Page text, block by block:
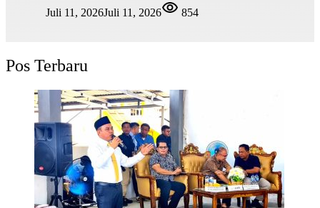
Juli 11, 2026Juli 11, 2026 854
Pos Terbaru